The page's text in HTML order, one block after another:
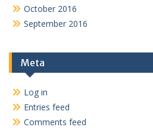
October 2016
September 2016
Meta
Log in
Entries feed
Comments feed